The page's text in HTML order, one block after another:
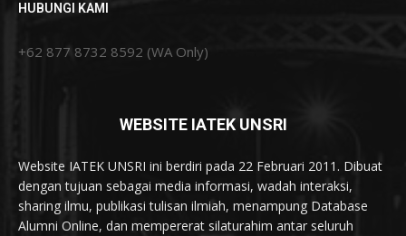
HUBUNGI KAMI
+62 877 8732 8592 (WA Only)
WEBSITE IATEK UNSRI
Website IATEK UNSRI ini berdiri pada 22 Februari 2011. Dibuat
dengan tujuan sebagai media informasi, wadah interaksi,
sharing ilmu, publikasi tulisan ilmiah, menampung Database
Alumni Online, dan mempererat silaturahim antar seluruh